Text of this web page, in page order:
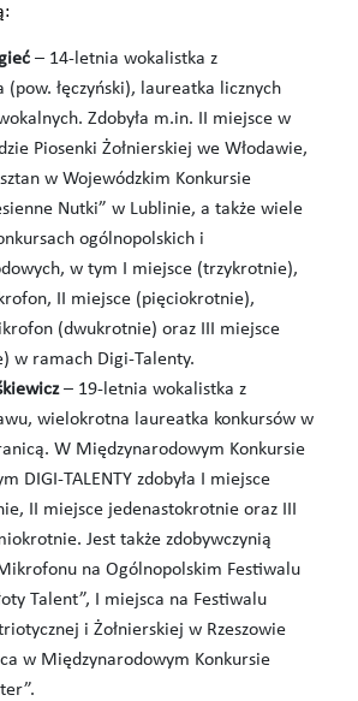
– 14-letnia wokalistka z
(pow. łęczyński), laureatka licznych
Zdobyła m.in. II miejsce w
Piosenki Żołnierskiej we Włodawie,
w Wojewódzkim Konkursie
Nutki” w Lublinie, a także wiele
ogólnopolskich i
w tym I miejsce (trzykrotnie),
II miejsce (pięciokrotnie),
(dwukrotnie) oraz III miejsce
w ramach Digi-Talenty.
– 19-letnia wokalistka z
wielokrotna laureatka konkursów w
W Międzynarodowym Konkursie
DIGI-TALENTY zdobyła I miejsce
II miejsce jedenastokrotnie oraz III
Jest także zdobywczynią
na Ogólnopolskim Festiwalu
Talent”, I miejsca na Festiwalu
i Żołnierskiej w Rzeszowie
w Międzynarodowym Konkursie